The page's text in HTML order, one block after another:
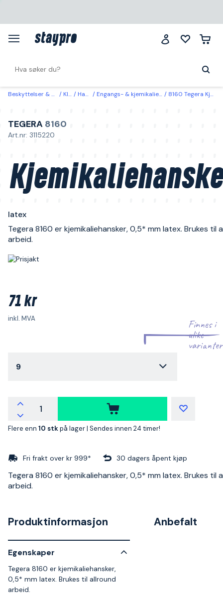
Beskyttelser & klær Klær Hansker Engangs- & kjemikaliebeskyttelseshansker 8160 Tegera Kjemikaliehansker latex 9
TEGERA 8160
Art.nr: 3115220
latex
Tegera 8160 er kjemikaliehansker, 0,5* mm latex. Brukes til
arbeid.
71 kr
inkl. MVA
Finnes i
ulike
varianter
9
Flere enn 10 stkpå lager | Sendes innen 24 timer!
Fri frakt over kr 999* 30 dagers åpent kjøp
Tegera 8160 er kjemikaliehansker, 0,5* mm latex. Brukes til
arbeid.
Produktinformasjon
Egenskaper
Tegera 8160 er kjemikaliehansker,
0,5* mm latex. Brukes til allround
arbeid.
Anbefalt